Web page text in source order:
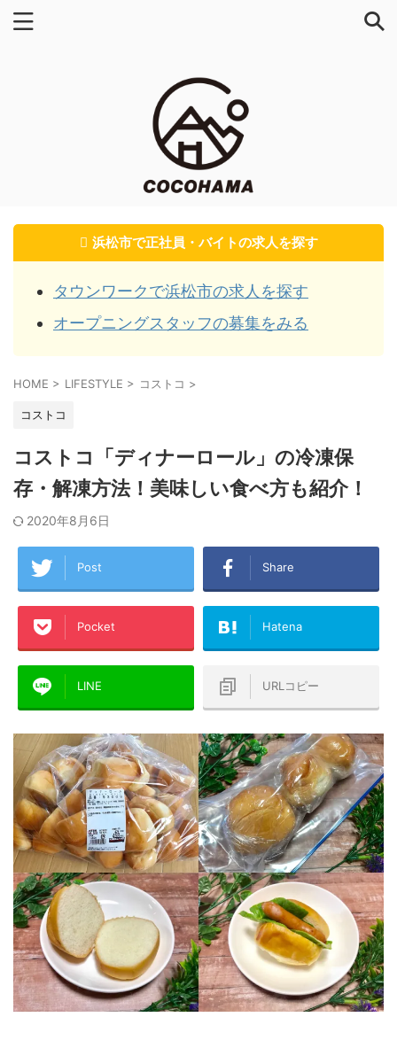
浜松市で正社員・バイトの求人を探す
タウンワークで浜松市の求人を探す
オープニングスタッフの募集をみる
HOME > LIFESTYLE > コストコ >
コストコ
コストコ「ディナーロール」の冷凍保
存・解凍方法！美味しい食べ方も紹介！
2020年8月6日
Post Share
Pocket Hatena
LINE URLコピー